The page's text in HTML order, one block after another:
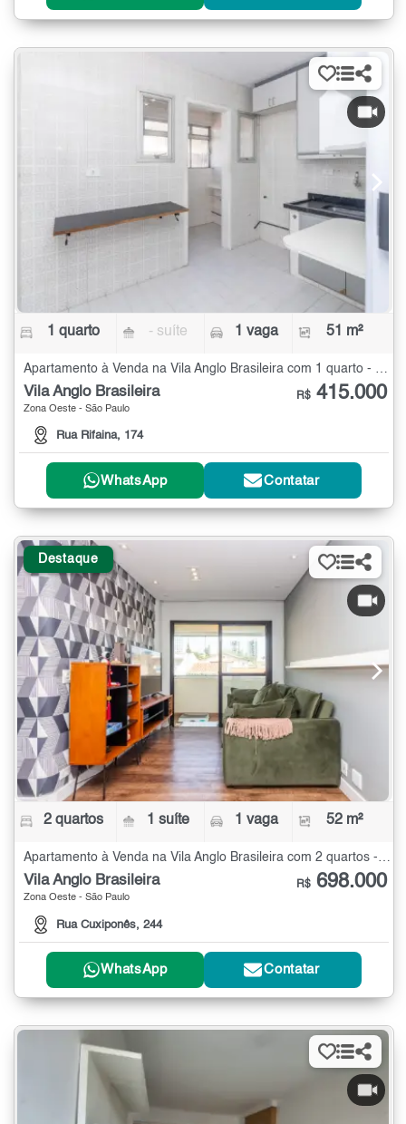
1 quarto - suíte 1 vaga 51 m²
Apartamento à Venda na Vila Anglo Brasileira com 1 quarto - 51 m²
Vila Anglo Brasileira
Zona Oeste - São Paulo
Rua Rifaina, 174
R$ 415.000
WhatsApp Contatar
Destaque
2 quartos 1 suíte 1 vaga 52 m²
Apartamento à Venda na Vila Anglo Brasileira com 2 quartos - 52 m²
Vila Anglo Brasileira
Zona Oeste - São Paulo
Rua Cuxiponês, 244
R$ 698.000
WhatsApp Contatar